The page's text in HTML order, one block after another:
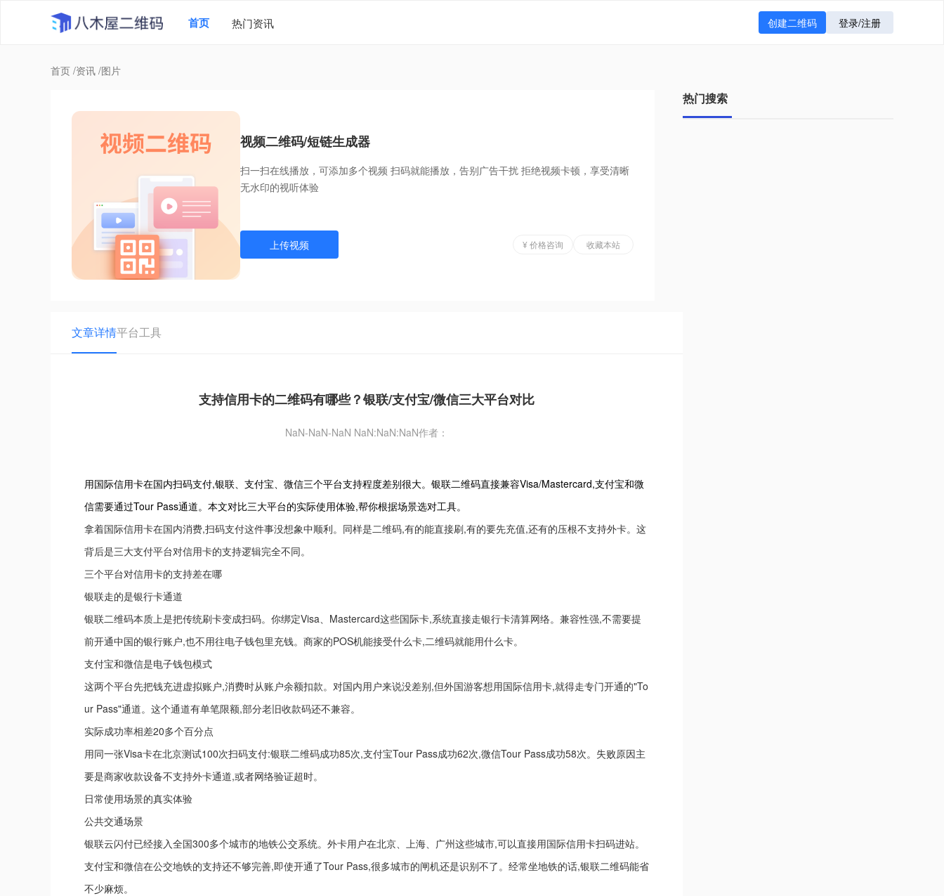
首页 热门资讯 创建二维码 登录/注册
首页 /资讯 /图片
视频二维码/短链生成器
扫一扫在线播放，可添加多个视频 扫码就能播放，告别广告干扰 拒绝视频卡顿，享受清晰
无水印的视听体验
上传视频 ¥ 价格咨询 收藏本站
文章详情平台工具
支持信用卡的二维码有哪些？银联/支付宝/微信三大平台对比
NaN-NaN-NaN NaN:NaN:NaN作者：
用国际信用卡在国内扫码支付,银联、支付宝、微信三个平台支持程度差别很大。银联二维码直接兼容Visa/Mastercard,支付宝和微
信需要通过Tour Pass通道。本文对比三大平台的实际使用体验,帮你根据场景选对工具。
拿着国际信用卡在国内消费,扫码支付这件事没想象中顺利。同样是二维码,有的能直接刷,有的要先充值,还有的压根不支持外卡。这
背后是三大支付平台对信用卡的支持逻辑完全不同。
三个平台对信用卡的支持差在哪
银联走的是银行卡通道
银联二维码本质上是把传统刷卡变成扫码。你绑定Visa、Mastercard这些国际卡,系统直接走银行卡清算网络。兼容性强,不需要提
前开通中国的银行账户,也不用往电子钱包里充钱。商家的POS机能接受什么卡,二维码就能用什么卡。
支付宝和微信是电子钱包模式
这两个平台先把钱充进虚拟账户,消费时从账户余额扣款。对国内用户来说没差别,但外国游客想用国际信用卡,就得走专门开通的"To
ur Pass"通道。这个通道有单笔限额,部分老旧收款码还不兼容。
实际成功率相差20多个百分点
用同一张Visa卡在北京测试100次扫码支付:银联二维码成功85次,支付宝Tour Pass成功62次,微信Tour Pass成功58次。失败原因主
要是商家收款设备不支持外卡通道,或者网络验证超时。
日常使用场景的真实体验
公共交通场景
银联云闪付已经接入全国300多个城市的地铁公交系统。外卡用户在北京、上海、广州这些城市,可以直接用国际信用卡扫码进站。
支付宝和微信在公交地铁的支持还不够完善,即使开通了Tour Pass,很多城市的闸机还是识别不了。经常坐地铁的话,银联二维码能省
不少麻烦。
热门搜索